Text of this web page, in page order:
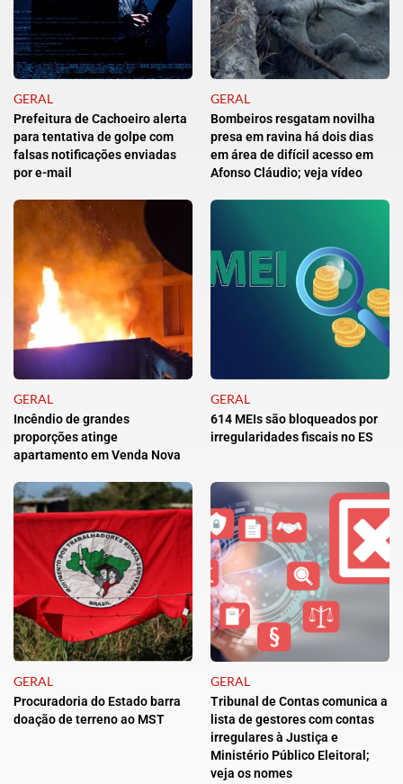
GERAL
Prefeitura de Cachoeiro alerta
para tentativa de golpe com
falsas notificações enviadas
por e-mail
GERAL
Bombeiros resgatam novilha
presa em ravina há dois dias
em área de difícil acesso em
Afonso Cláudio; veja vídeo
GERAL
Incêndio de grandes
proporções atinge
apartamento em Venda Nova
GERAL
614 MEIs são bloqueados por
irregularidades fiscais no ES
GERAL
Procuradoria do Estado barra
doação de terreno ao MST
GERAL
Tribunal de Contas comunica a
lista de gestores com contas
irregulares à Justiça e
Ministério Público Eleitoral;
veja os nomes